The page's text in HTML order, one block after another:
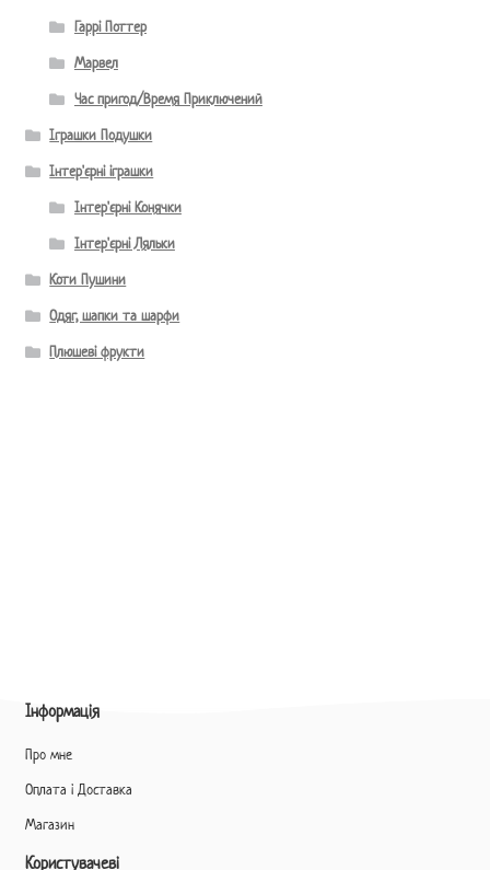
Гаррі Поттер
Марвел
Час пригод/Время Приключений
Іграшки Подушки
Інтер'єрні іграшки
Інтер'єрні Конячки
Інтер'єрні Ляльки
Коти Пушини
Одяг, шапки та шарфи
Плюшеві фрукти
Інформація
Про мне
Оплата і Доставка
Магазин
Користувачеві